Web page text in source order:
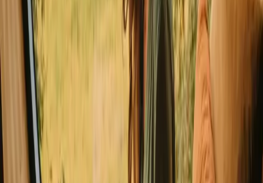
butikker i nærheden. Udforsk lokale spisesteder for at smage på
regionens specialiteter.
Oplev ophold i Brønderslev året rundt
For camping i Brønderslev er foråret og sommeren de mest
populære sæsoner, hvor naturen blomstrer og aktiviteterne er mange.
Efteråret tilbyder en roligere atmosfære med smukke farver, mens
vinteren giver mulighed for fredelige stunder i naturen. Vælg det
tidspunkt, der passer bedst til dine præferencer for aktivitet og ro.
Sommer
Foråret byder på milde temperaturer omkring 10-15 grader og
længere dage med mere sollys. Det er en ideel tid til vandreture og at
opleve dyrelivet, der vågner op. Husk at pakke lag-på-lag tøj, da
vejret kan være omskifteligt. Foråret er en skuldersæson med færre
mennesker.